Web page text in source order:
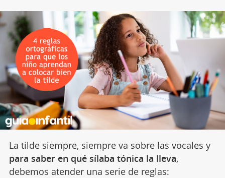
La tilde siempre, siempre va sobre las vocales y
para saber en qué sílaba tónica la lleva,
debemos atender una serie de reglas: